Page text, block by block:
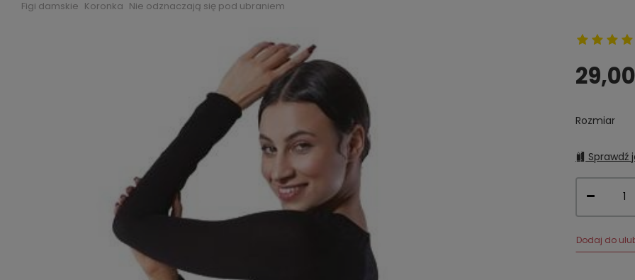
Figi damskie Koronka Nie odznaczają się pod ubraniem
Rozmiar
Sprawdź
Dodaj do